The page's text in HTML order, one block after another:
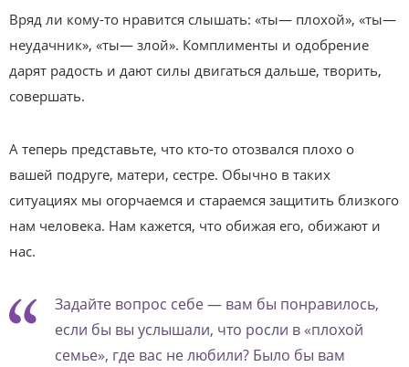
Вряд ли кому-то нравится слышать: «ты— плохой», «ты—
неудачник», «ты— злой». Комплименты и одобрение
дарят радость и дают силы двигаться дальше, творить,
совершать.
А теперь представьте, что кто-то отозвался плохо о
вашей подруге, матери, сестре. Обычно в таких
ситуациях мы огорчаемся и стараемся защитить близкого
нам человека. Нам кажется, что обижая его, обижают и
нас.
Задайте вопрос себе — вам бы понравилось,
если бы вы услышали, что росли в «плохой
семье», где вас не любили? Было бы вам